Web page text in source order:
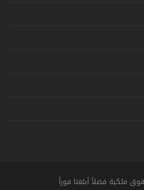
ملكية فضلاً أبلغنا فوراً